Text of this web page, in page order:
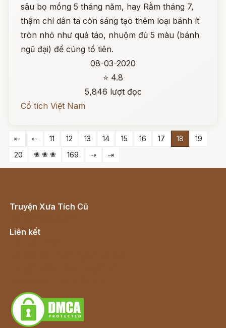
sâu bọ mồng 5 tháng năm, hay Rằm tháng 7,
thậm chí dân ta còn sáng tạo thêm loại bánh ít
tròn nhỏ như quả táo, nhuộm đủ 5 màu (bánh
ngũ đại) để cúng tổ tiên.
08-03-2020
⭐ 4.8
5,846 lượt đọc
Cổ tích Việt Nam
⇤ ⇠ 11 12 13 14 15 16 17 18
19
20
❀ ❀ ❀ 169 ⇢ ⇥
Truyện Xưa Tích Cũ
Liên kết